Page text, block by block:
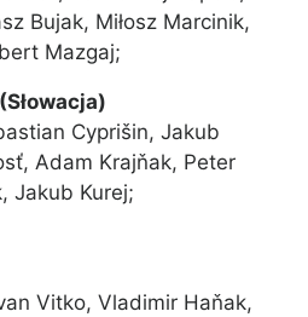
Bujak, Miłosz Marcinik,
Mazgaj;
Cyprišin, Jakub
Adam Krajňak, Peter
Jakub Kurej;
Vitko, Vladimir Haňak,